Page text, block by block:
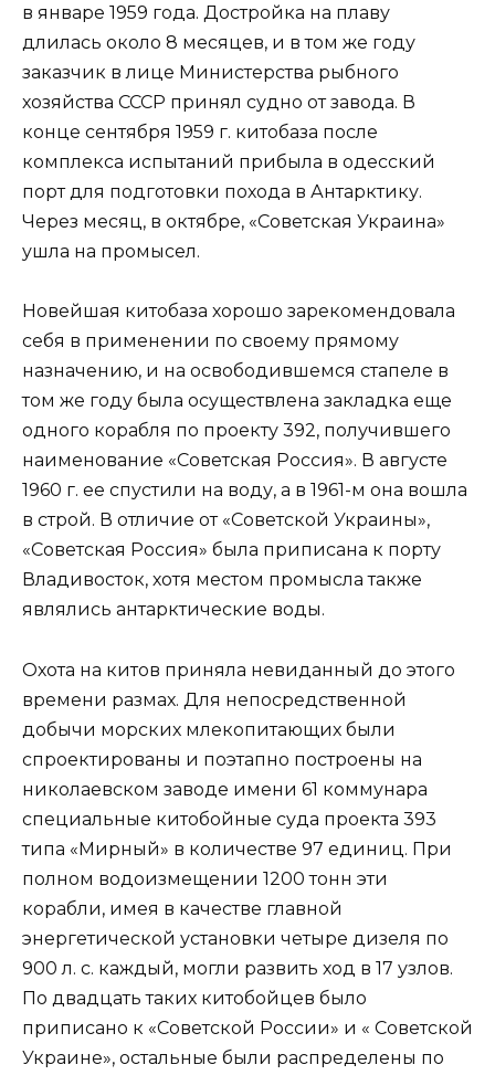
в январе 1959 года. Достройка на плаву
длилась около 8 месяцев, и в том же году
заказчик в лице Министерства рыбного
хозяйства СССР принял судно от завода. В
конце сентября 1959 г. китобаза после
комплекса испытаний прибыла в одесский
порт для подготовки похода в Антарктику.
Через месяц, в октябре, «Советская Украина»
ушла на промысел.
Новейшая китобаза хорошо зарекомендовала
себя в применении по своему прямому
назначению, и на освободившемся стапеле в
том же году была осуществлена закладка еще
одного корабля по проекту 392, получившего
наименование «Советская Россия». В августе
1960 г. ее спустили на воду, а в 1961-м она вошла
в строй. В отличие от «Советской Украины»,
«Советская Россия» была приписана к порту
Владивосток, хотя местом промысла также
являлись антарктические воды.
Охота на китов приняла невиданный до этого
времени размах. Для непосредственной
добычи морских млекопитающих были
спроектированы и поэтапно построены на
николаевском заводе имени 61 коммунара
специальные китобойные суда проекта 393
типа «Мирный» в количестве 97 единиц. При
полном водоизмещении 1200 тонн эти
корабли, имея в качестве главной
энергетической установки четыре дизеля по
900 л. с. каждый, могли развить ход в 17 узлов.
По двадцать таких китобойцев было
приписано к «Советской России» и « Советской
Украине», остальные были распределены по